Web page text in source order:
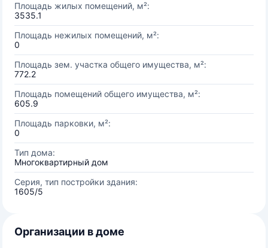
Площадь жилых помещений, м²:
3535.1
Площадь нежилых помещений, м²:
0
Площадь зем. участка общего имущества, м²:
772.2
Площадь помещений общего имущества, м²:
605.9
Площадь парковки, м²:
0
Тип дома:
Многоквартирный дом
Серия, тип постройки здания:
1605/5
Организации в доме